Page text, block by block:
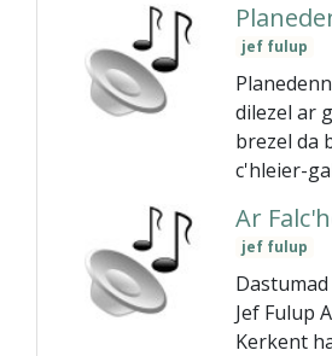
jef fulup
dilezel ar
brezel da
c'hleier-
Ar
jef fulup
Jef Fulup
Kerkent